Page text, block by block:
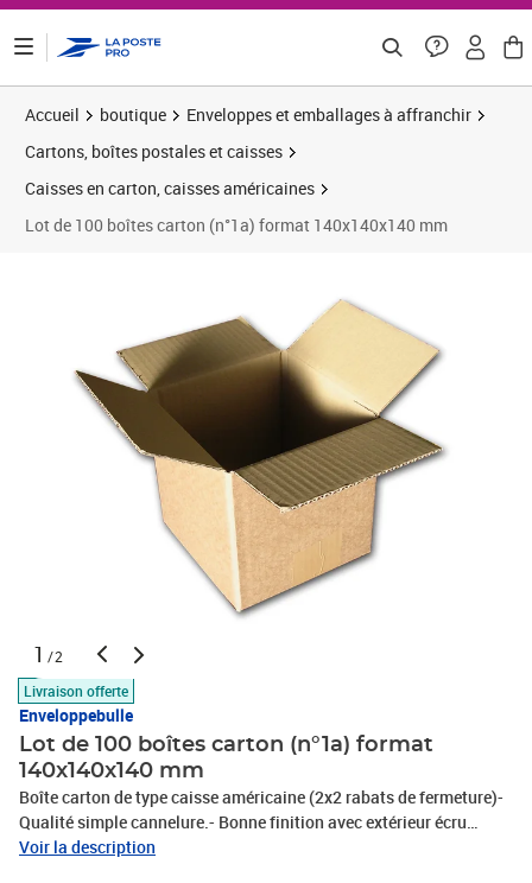
Accueil boutique
Enveloppes et emballages à affranchir
Cartons, boîtes postales et caisses
Caisses en carton, caisses américaines
Lot de 100 boîtes carton (n°1a) format 140x140x140 mm
1 /2
Livraison offerte
Enveloppebulle
Lot de 100 boîtes carton (n°1a) format
140x140x140 mm
Boîte carton de type caisse américaine (2x2 rabats de fermeture)-
Qualité simple cannelure.- Bonne finition avec extérieur écru
(marron)- Très bonne résistance.- Idéal pour vos expéditions en
Voir la description